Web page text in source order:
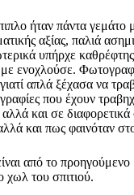
ήταν πάντα γεμάτο
αξίας, παλιά
υπήρχε
ενοχλούσε.
απλά ξέχασα να
που έχουν
και σε διαφορετικά
και πως φαινόταν
από το προηγούμενο
χωλ του σπιτιού.